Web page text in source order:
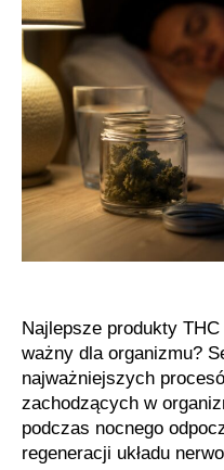
Najlepsze produkty
ważny dla organizmu?
najważniejszych
zachodzących w
podczas nocnego
regeneracji układu